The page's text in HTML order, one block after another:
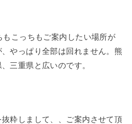
こっちもご案内したい場所が
やっぱり全部は回れません。熊
三重県と広いのです。
粋しまして、、ご案内させて頂